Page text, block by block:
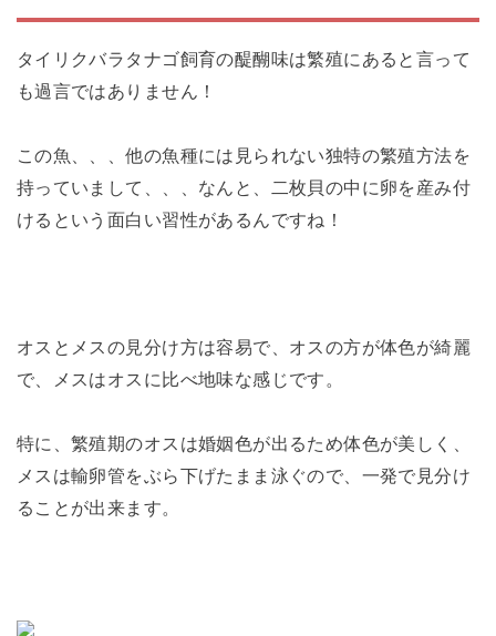
タイリクバラタナゴ飼育の醍醐味は繁殖にあると言って
も過言ではありません！
この魚、、、他の魚種には見られない独特の繁殖方法を
持っていまして、、、なんと、二枚貝の中に卵を産み付
けるという面白い習性があるんですね！
オスとメスの見分け方は容易で、オスの方が体色が綺麗
で、メスはオスに比べ地味な感じです。
特に、繁殖期のオスは婚姻色が出るため体色が美しく、
メスは輸卵管をぶら下げたまま泳ぐので、一発で見分け
ることが出来ます。